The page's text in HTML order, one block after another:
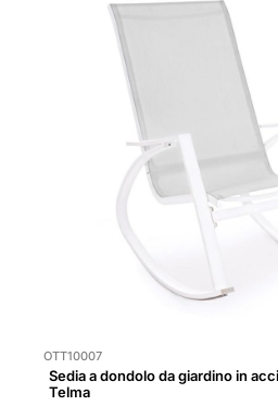
OTT10007
Sedia a dondolo da giardino in
Telma